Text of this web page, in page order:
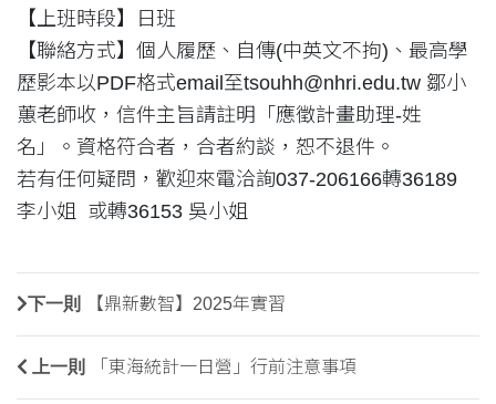
【上班時段】日班
【聯絡方式】個人履歷、自傳(中英文不拘)、最高學
歷影本以PDF格式email至tsouhh@nhri.edu.tw 鄒小
蕙老師收，信件主旨請註明「應徵計畫助理-姓
名」。資格符合者，合者約談，恕不退件。
若有任何疑問，歡迎來電洽詢037-206166轉36189
李小姐 或轉36153 吳小姐
下一則 【鼎新數智】2025年實習
上一則 「東海統計一日營」行前注意事項